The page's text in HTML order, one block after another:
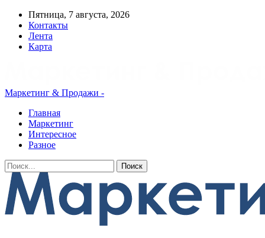
Пятница, 7 августа, 2026
Контакты
Лента
Карта
Маркетинг & Продажи -
Главная
Маркетинг
Интересное
Разное